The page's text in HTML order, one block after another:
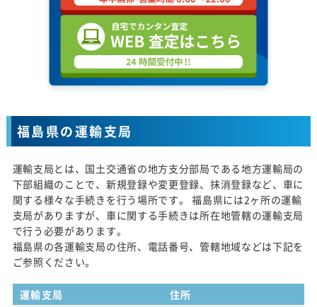
福島県の運輸支局
運輸支局とは、国土交通省の地方支分部局である地方運輸局の
下部組織のことで、新規登録や変更登録、抹消登録など、車に
関する様々な手続きを行う場所です。 福島県には2ヶ所の運輸
支局がありますが、車に関する手続きは所在地管轄の運輸支局
で行う必要があります。
福島県の各運輸支局の住所、電話番号、管轄地域などは下記を
ご参照ください。
運輸支局 住所